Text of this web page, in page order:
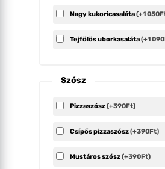
Nagy kukoricasaláta(+1
Tejfölös uborkasaláta(+1
Szósz
Pizzaszósz(+390Ft)
Csípős pizzaszósz(+390Ft)
Mustáros szósz(+390Ft)